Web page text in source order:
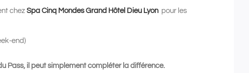
chezSpa Cinq Mondes Grand Hôtel Dieu Lyon pour les
end)
Pass, il peut simplement compléter la différence.